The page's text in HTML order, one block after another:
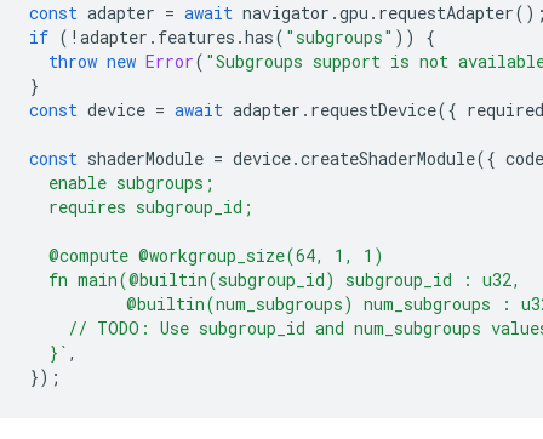
const adapter = await navigator .gpu . requestAdapter
if ( ! adapter . features .has( "subgroups" ))
{
throw new Error( "Subgroups support is not
}
const device = await adapter . requestDevice({
const shaderModule = device.createShaderModule({ code
  enable subgroups;
  requires subgroup_id;
  @compute @workgroup_size(64, 1, 1)
  fn main(@builtin(subgroup_id) subgroup_id : u32,
@builtin(num_subgroups) num_subgroups :
// TODO: Use subgroup_id and num_subgroups
  }`
,
});